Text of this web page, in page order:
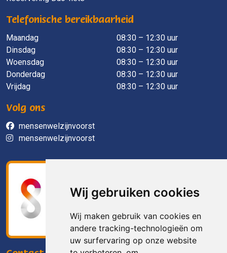
Wij gebruiken cookies
Wij maken gebruik van cookies en
andere tracking-technologieën om
uw surfervaring op onze website
Telefonische bereikbaarheid
Maandag
​ 08:30 – 12:30 uur
Dinsdag
08:30 – 12:30 uur
Woensdag
08:30 – 12:30 uur
Donderdag
08:30 – 12:30 uur
Vrijdag
08:30 – 12:30 uur
Volg ons
mensenwelzijnvoorst
mensenwelzijnvoorst